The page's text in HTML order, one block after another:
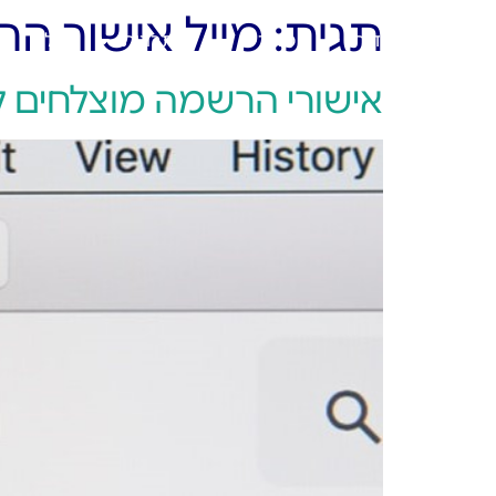
אודות מוצרים פתרונות בלוג תגית: מייל אישור
אישורי הרשמה מוצלחים